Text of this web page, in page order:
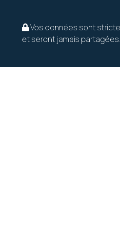
Vos données sont
et seront jamais partagées.